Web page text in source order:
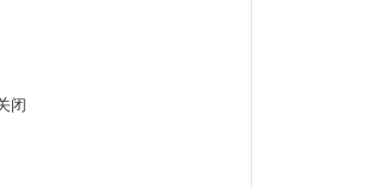
闭